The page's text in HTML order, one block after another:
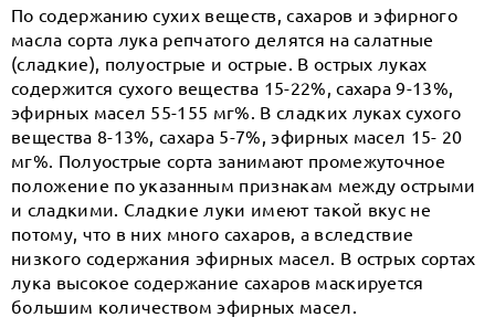
По содержанию сухих веществ, сахаров и эфирного
масла сорта лука репчатого делятся на салатные
(сладкие), полуострые и острые. В острых луках
содержится сухого вещества 15-22%, сахара 9-13%,
эфирных масел 55-155 мг%. В сладких луках сухого
вещества 8-13%, сахара 5-7%, эфирных масел 15- 20
мг%. Полуострые сорта занимают промежуточное
положение по указанным признакам между острыми
и сладкими. Сладкие луки имеют такой вкус не
потому, что в них много сахаров, а вследствие
низкого содержания эфирных масел. В острых сортах
лука высокое содержание сахаров маскируется
большим количеством эфирных масел.